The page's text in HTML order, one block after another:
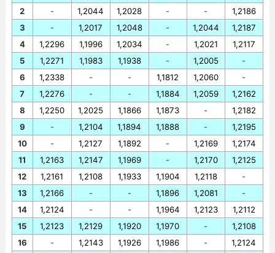
2
3
4
5
6
7
8
9
10
11
12
13
14
15
16
-
-
1,2296
1,2271
1,2338
1,2276
1,2250
-
-
1,2163
1,2161
1,2166
1,2124
1,2123
-
1,2044
1,2017
1,1996
1,1983
-
-
1,2025
1,2104
1,2127
1,2147
1,2108
-
-
1,2129
1,2143
1,2028
1,2048
1,2034
1,1938
-
-
1,1866
1,1894
1,1892
1,1969
1,1933
-
-
1,1920
1,1926
-
-
-
-
1,1812
1,1884
1,1873
1,1888
-
-
1,1904
1,1896
1,1964
1,1970
1,1986
-
1,2044
1,2021
1,2005
1,2060
1,2059
-
-
1,2169
1,2170
1,2118
1,2081
1,2123
-
-
1,2186
1,2187
1,2117
-
-
1,2162
1,2182
1,2195
1,2174
1,2125
-
-
1,2112
1,2108
1,2124